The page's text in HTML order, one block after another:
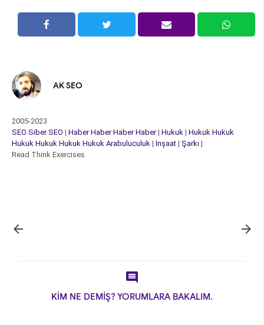
AK SEO
2005-2023
SEO Siber SEO | Haber Haber Haber Haber| Hukuk | Hukuk Hukuk
Hukuk Hukuk Hukuk Hukuk Arabuluculuk | İnşaat | Şarkı |
Read Think Exercises
 

KİM NE DEMİŞ? YORUMLARA BAKALIM.